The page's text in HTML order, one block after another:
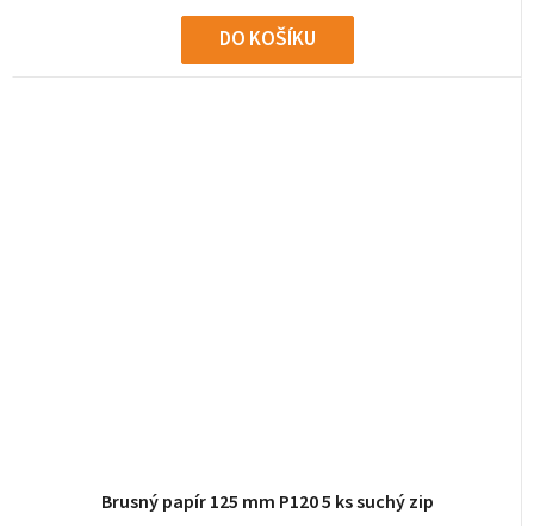
DO KOŠÍKU
Brusný papír 125 mm P120 5 ks suchý zip